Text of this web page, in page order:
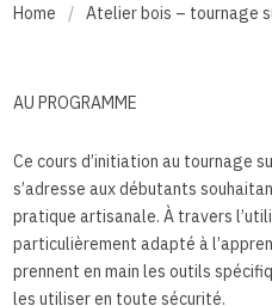
Home / Atelier bois – tournage
AU PROGRAMME
Ce cours d’initiation au tournage
s’adresse aux débutants
pratique artisanale. À travers
particulièrement adapté à
prennent en main les outils
les utiliser en toute sécurité.